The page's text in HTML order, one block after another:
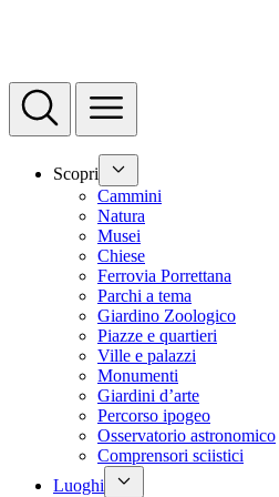
Scopri
Cammini
Natura
Musei
Chiese
Ferrovia Porrettana
Parchi a tema
Giardino Zoologico
Piazze e quartieri
Ville e palazzi
Monumenti
Giardini d’arte
Percorso ipogeo
Osservatorio astronomico
Comprensori sciistici
Luoghi